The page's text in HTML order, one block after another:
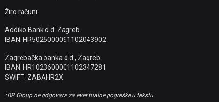
Žiro računi:
Addiko Bank d.d. Zagreb
IBAN: HR5025000091102043902
Zagrebačka banka d.d., Zagreb
IBAN: HR1023600001102347281
SWIFT: ZABAHR2X
*BP Group ne odgovara za eventualne pogreške u tekstu